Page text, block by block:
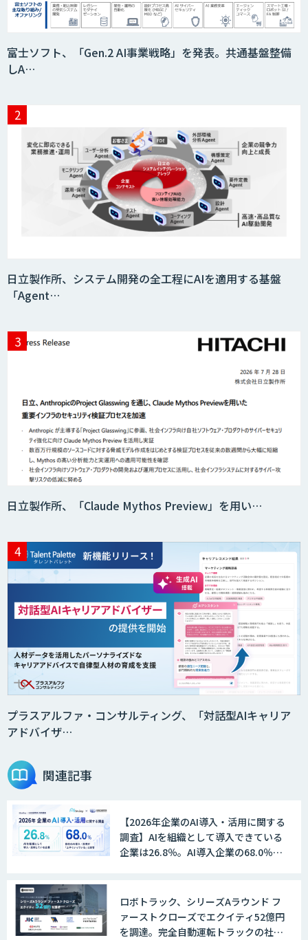
富士ソフト、「Gen.2 AI事業戦略」を発表。共通基盤整備
しA…
日立製作所、システム開発の全工程にAIを適用する基盤
「Agent…
日立製作所、「Claude Mythos Preview」を用い…
プラスアルファ・コンサルティング、「対話型AIキャリア
アドバイザ…
関連記事
【2026年企業のAI導入・活用に関する
調査】AIを組織として導入できている
企業は26.8％。AI導入企業の68.0％
ロボトラック、シリーズAラウンド フ
ァーストクローズでエクイティ52億円
を調達。完全自動運転トラックの社会